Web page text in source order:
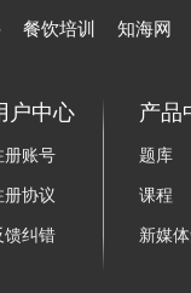
餐饮培训
知海网
户中心
册账号
册协议
馈纠错
产品
题库
课程
新媒